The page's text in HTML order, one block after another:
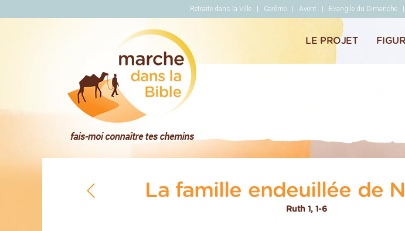
Retraite dans la Ville Carême Avent Evangile du Dimanche
LE PROJET
La famille endeuillée de
Ruth 1, 1-6